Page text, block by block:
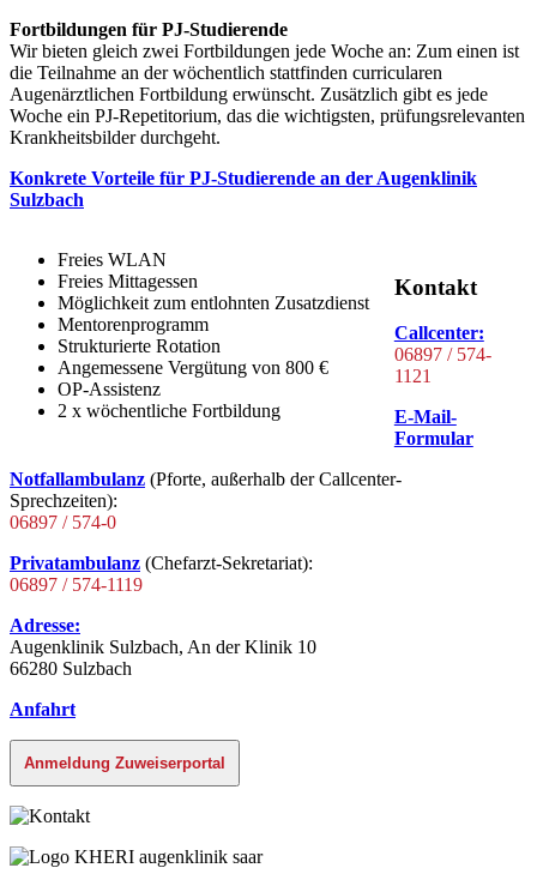
Fortbildungen für PJ-Studierende
Wir bieten gleich zwei Fortbildungen jede Woche an: Zum einen ist
die Teilnahme an der wöchentlich stattfinden curricularen
Augenärztlichen Fortbildung erwünscht. Zusätzlich gibt es jede
Woche ein PJ-Repetitorium, das die wichtigsten, prüfungsrelevanten
Krankheitsbilder durchgeht.
Konkrete Vorteile für PJ-Studierende an der Augenklinik
Sulzbach
Freies WLAN
Freies Mittagessen
Möglichkeit zum entlohnten Zusatzdienst
Mentorenprogramm
Strukturierte Rotation
Angemessene Vergütung von 800 €
OP-Assistenz
2 x wöchentliche Fortbildung
Kontakt
Callcenter:
06897 / 574-
1121
E-Mail-
Formular
Notfallambulanz (Pforte, außerhalb der Callcenter-
Sprechzeiten):
06897 / 574-0
Privatambulanz (Chefarzt-Sekretariat):
06897 / 574-1119
Adresse:
Augenklinik Sulzbach, An der Klinik 10
66280 Sulzbach
Anfahrt
Anmeldung Zuweiserportal